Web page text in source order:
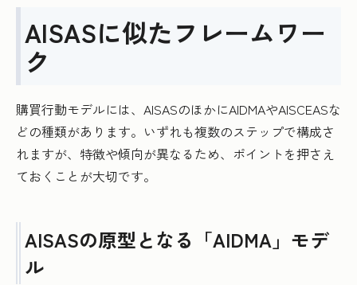
AISASに似たフレームワー
ク
購買行動モデルには、AISASのほかにAIDMAやAISCEASな
どの種類があります。いずれも複数のステップで構成さ
れますが、特徴や傾向が異なるため、ポイントを押さえ
ておくことが大切です。
AISASの原型となる「AIDMA」モデ
ル